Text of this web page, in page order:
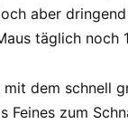
aber
täglich noch
dem schnell
zum